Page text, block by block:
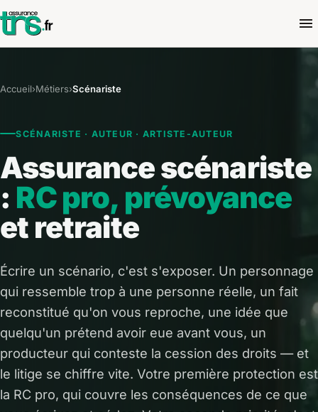
Accueil›Métiers›Scénariste
SCÉNARISTE · AUTEUR · ARTISTE-AUTEUR
Assurance scénariste
: RC pro, prévoyance
et retraite
Écrire un scénario, c'est s'exposer. Un personnage
qui ressemble trop à une personne réelle, un fait
reconstitué qu'on vous reproche, une idée que
quelqu'un prétend avoir eue avant vous, un
producteur qui conteste la cession des droits — et
le litige se chiffre vite. Votre première protection est
la RC pro, qui couvre les conséquences de ce que